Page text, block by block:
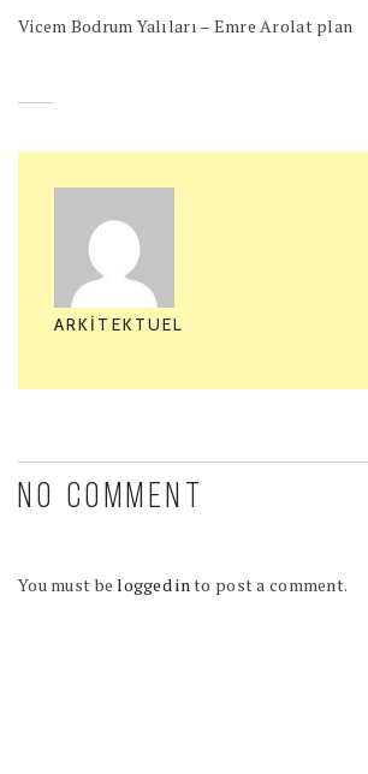
Vicem Bodrum Yalıları – Emre Arolat plan
ARKITEKTUEL
NO COMMENT
You must belogged in to post a comment.